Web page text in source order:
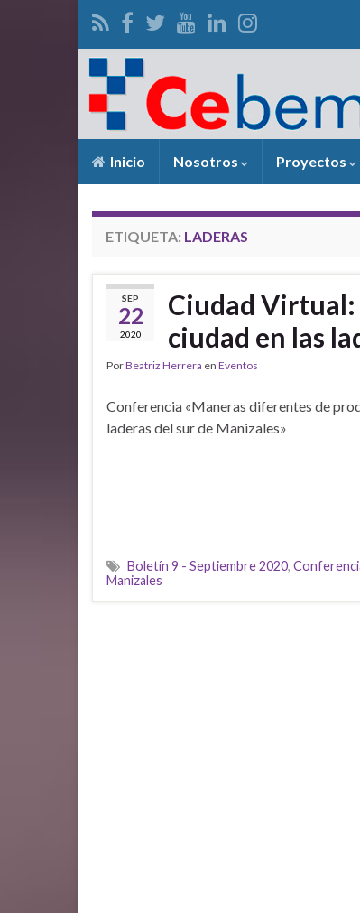
Inicio Nosotros Proyectos
ETIQUETA: LADERAS
SEP
22
2020
Ciudad
ciudad en las
PorBeatriz Herrera en Eventos
Conferencia «Maneras diferentes de
laderas del sur de Manizales»
Boletín 9 - Septiembre 2020,
Manizales